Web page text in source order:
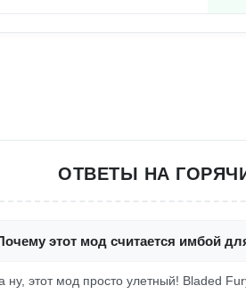
ОТВЕТЫ НА
этот мод считается имбой
ну, этот мод просто улетный! Bladed